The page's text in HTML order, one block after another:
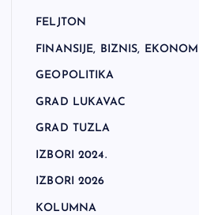
FELJTON
FINANSIJE, BIZNIS,
GEOPOLITIKA
GRAD LUKAVAC
GRAD TUZLA
IZBORI 2024.
IZBORI 2026
KOLUMNA